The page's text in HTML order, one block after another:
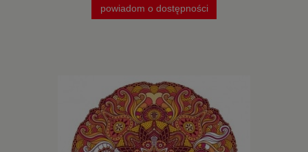
powiadom o dostępności